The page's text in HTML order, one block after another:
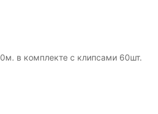
в комплекте с клипсами 60шт.